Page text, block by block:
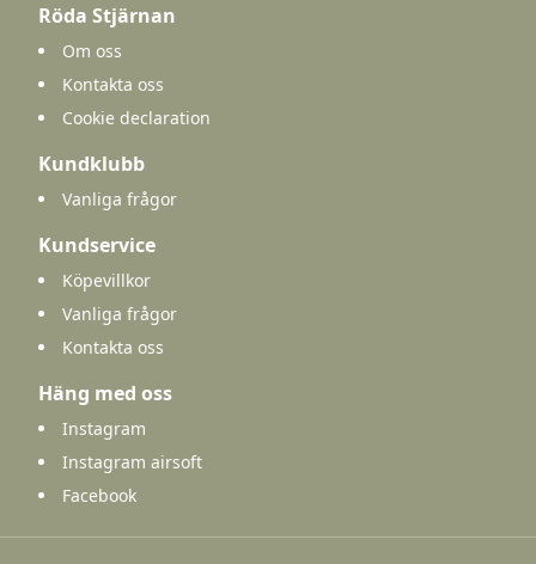
Röda Stjärnan
Om oss
Kontakta oss
Cookie declaration
Kundklubb
Vanliga frågor
Kundservice
Köpevillkor
Vanliga frågor
Kontakta oss
Häng med oss
Instagram
Instagram airsoft
Facebook